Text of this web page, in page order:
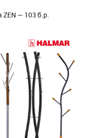
ZEN — 103 б.р.